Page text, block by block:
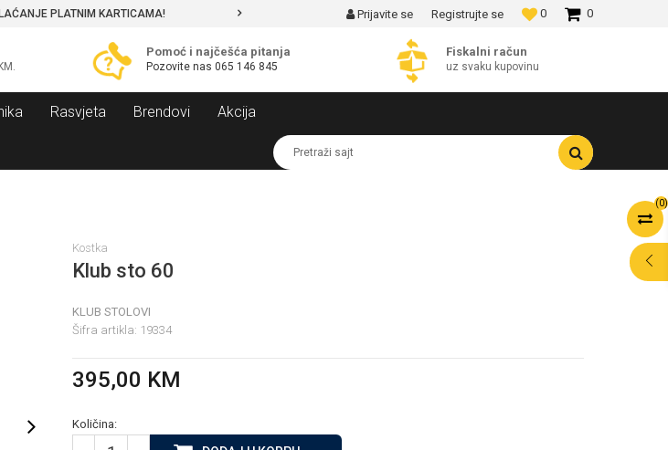
PLATNIM KARTICAMA! MOGUĆNOST BESPLATNE ISPORUKE! 0
0
Prijavite se Registrujte se
Pomoć i najčešća pitanja
Pozovite nas 065 146 845
Fiskalni račun
uz svaku kupovinu
Rasvjeta Brendovi Akcija
Pretraži sajt
(0)
Kostka
Klub sto 60
KLUB STOLOVI
Šifra artikla: 19334
395,00 KM
Količina: